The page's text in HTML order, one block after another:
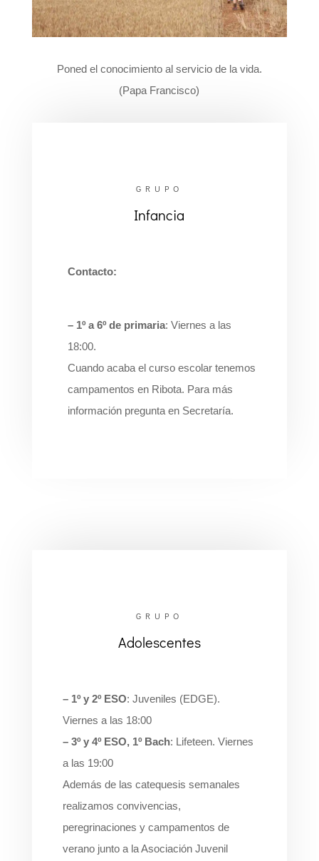
Poned el conocimiento al servicio de la vida.
(Papa Francisco)
GRUPO
Infancia
Contacto:
– 1º a 6º de primaria: Viernes a las
18:00.
Cuando acaba el curso escolar tenemos
campamentos en Ribota. Para más
información pregunta en Secretaría.
GRUPO
Adolescentes
– 1º y 2º ESO: Juveniles (EDGE).
Viernes a las 18:00
– 3º y 4º ESO, 1º Bach: Lifeteen. Viernes
a las 19:00
Además de las catequesis semanales
realizamos convivencias,
peregrinaciones y campamentos de
verano junto a la Asociación Juvenil